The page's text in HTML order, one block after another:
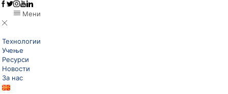
Мени
Технологии
Учење
Ресурси
Новости
За нас